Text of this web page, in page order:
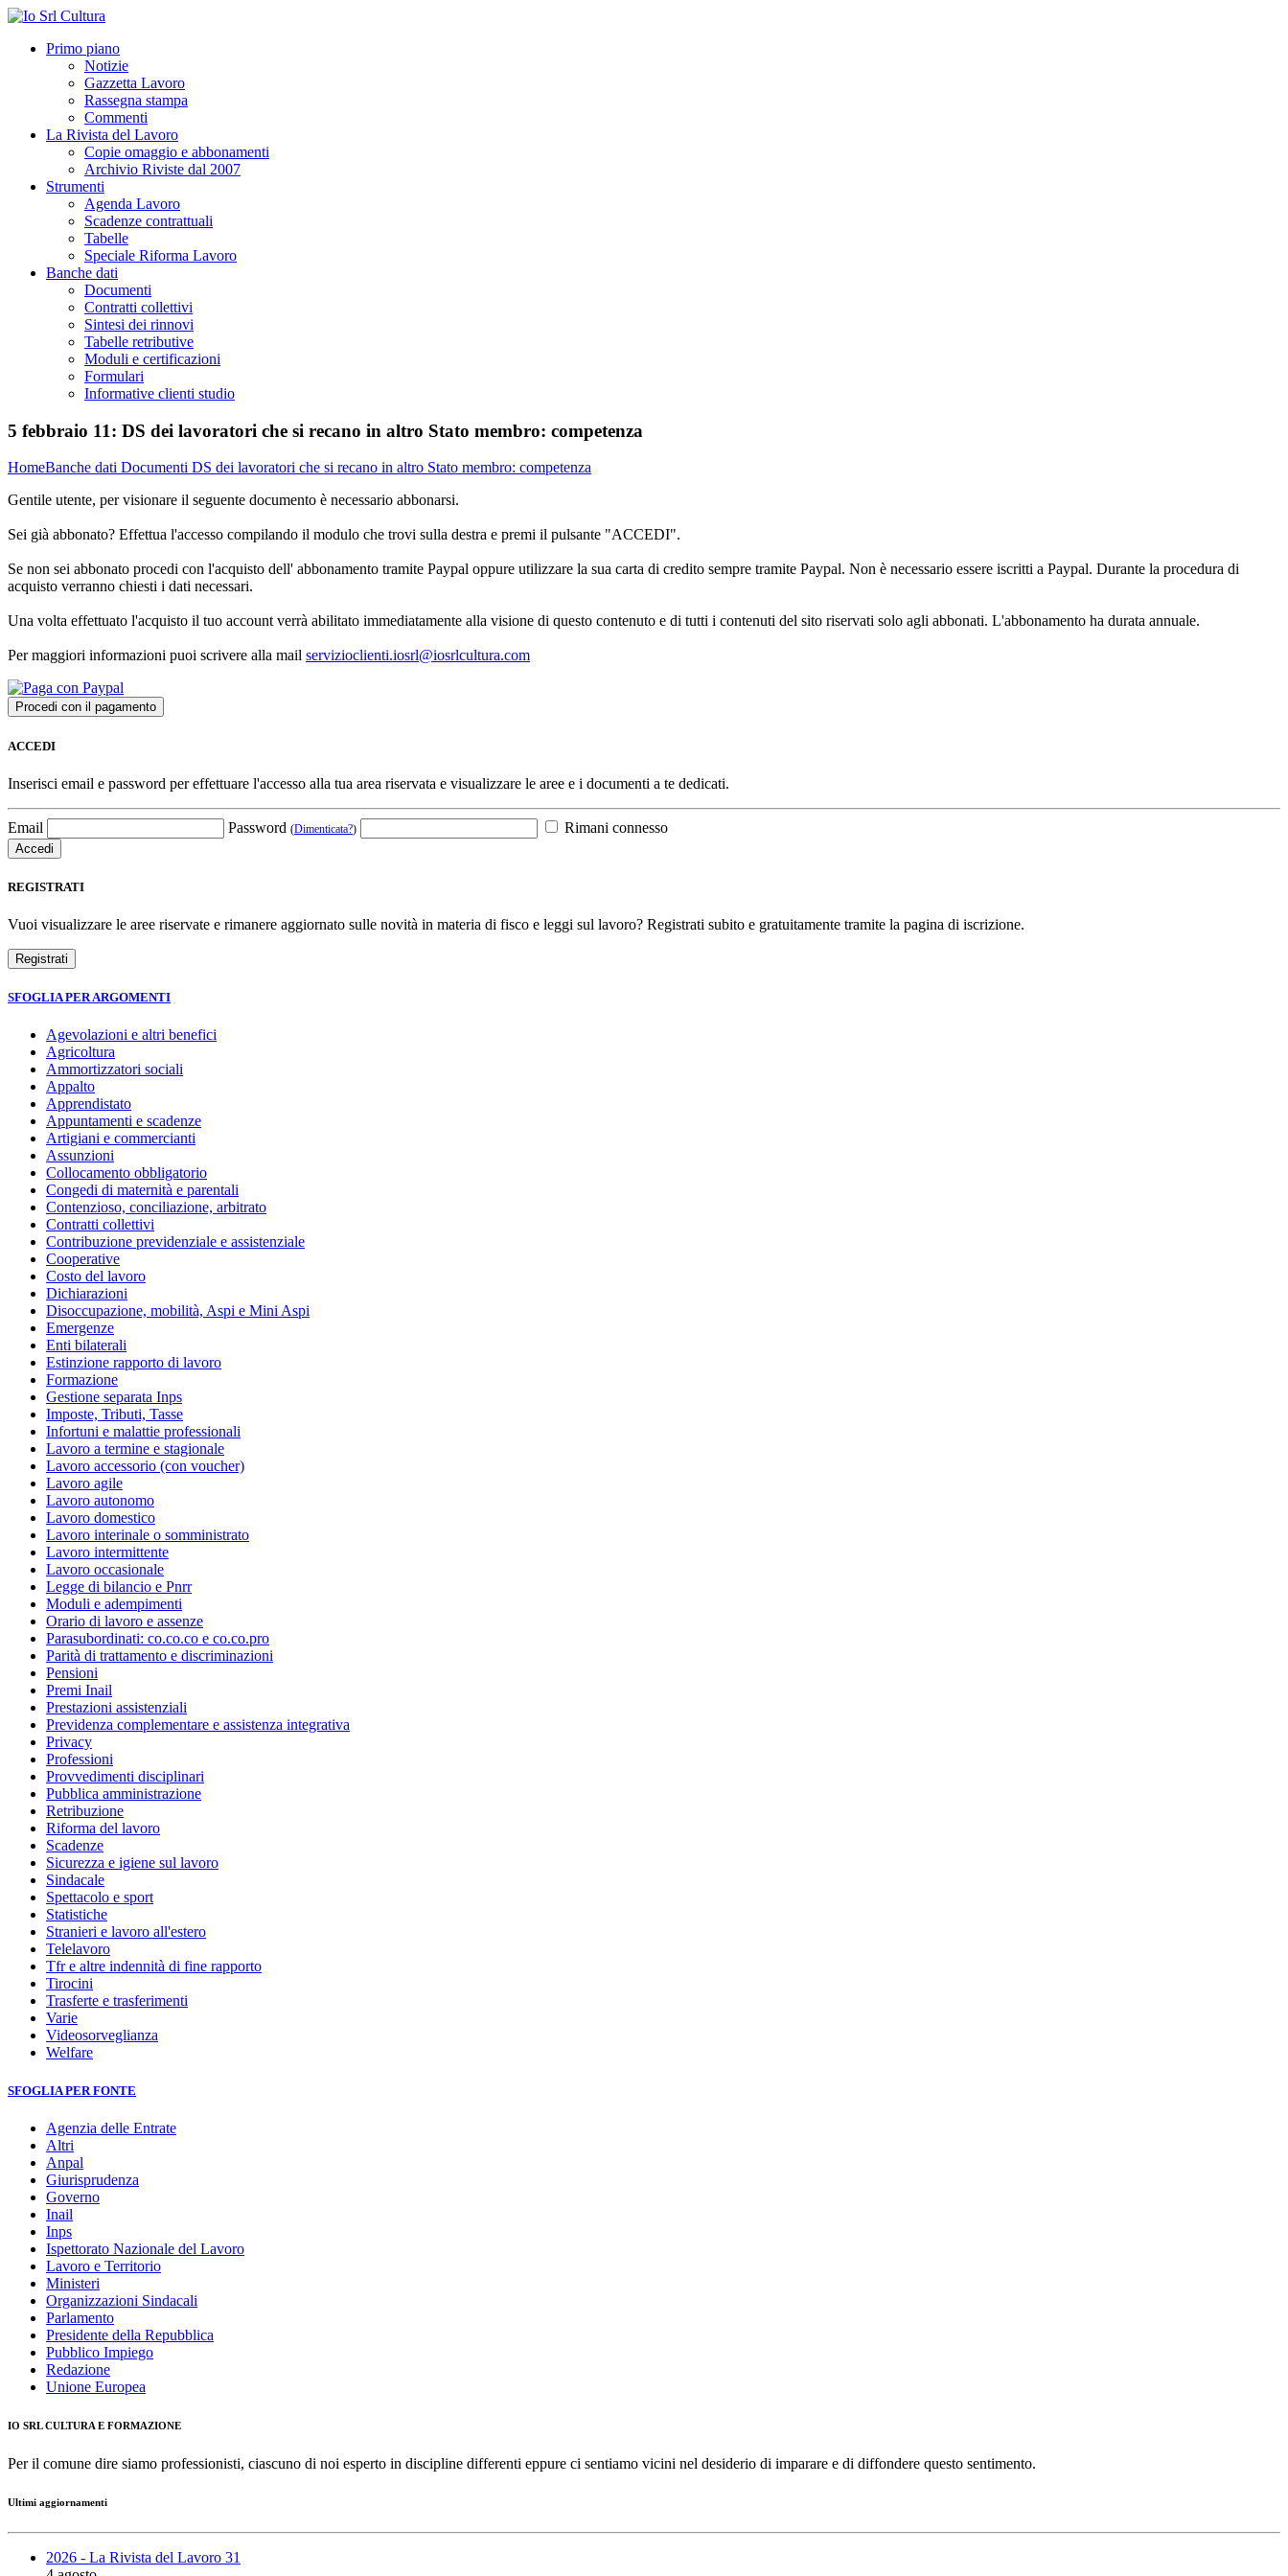
Primo piano
Notizie
Gazzetta Lavoro
Rassegna stampa
Commenti
La Rivista del Lavoro
Copie omaggio e abbonamenti
Archivio Riviste dal 2007
Strumenti
Agenda Lavoro
Scadenze contrattuali
Tabelle
Speciale Riforma Lavoro
Banche dati
Documenti
Contratti collettivi
Sintesi dei rinnovi
Tabelle retributive
Moduli e certificazioni
Formulari
Informative clienti studio
5 febbraio 11: DS dei lavoratori che si recano in altro Stato membro: competenza
HomeBanche dati Documenti DS dei lavoratori che si recano in altro Stato membro: competenza
Gentile utente, per visionare il seguente documento è necessario abbonarsi.
Sei già abbonato? Effettua l'accesso compilando il modulo che trovi sulla destra e premi il pulsante "ACCEDI".
Se non sei abbonato procedi con l'acquisto dell' abbonamento tramite Paypal oppure utilizzare la sua carta di credito sempre tramite Paypal. Non è necessario essere iscritti a Paypal. Durante la procedura di
acquisto verranno chiesti i dati necessari.
Una volta effettuato l'acquisto il tuo account verrà abilitato immediatamente alla visione di questo contenuto e di tutti i contenuti del sito riservati solo agli abbonati. L'abbonamento ha durata annuale.
Per maggiori informazioni puoi scrivere alla mail servizioclienti.iosrl@iosrlcultura.com
ACCEDI
Inserisci email e password per effettuare l'accesso alla tua area riservata e visualizzare le aree e i documenti a te dedicati.
Email Password (Dimenticata?) Rimani connesso
REGISTRATI
Vuoi visualizzare le aree riservate e rimanere aggiornato sulle novità in materia di fisco e leggi sul lavoro? Registrati subito e gratuitamente tramite la pagina di iscrizione.
SFOGLIA PER ARGOMENTI
Agevolazioni e altri benefici
Agricoltura
Ammortizzatori sociali
Appalto
Apprendistato
Appuntamenti e scadenze
Artigiani e commercianti
Assunzioni
Collocamento obbligatorio
Congedi di maternità e parentali
Contenzioso, conciliazione, arbitrato
Contratti collettivi
Contribuzione previdenziale e assistenziale
Cooperative
Costo del lavoro
Dichiarazioni
Disoccupazione, mobilità, Aspi e Mini Aspi
Emergenze
Enti bilaterali
Estinzione rapporto di lavoro
Formazione
Gestione separata Inps
Imposte, Tributi, Tasse
Infortuni e malattie professionali
Lavoro a termine e stagionale
Lavoro accessorio (con voucher)
Lavoro agile
Lavoro autonomo
Lavoro domestico
Lavoro interinale o somministrato
Lavoro intermittente
Lavoro occasionale
Legge di bilancio e Pnrr
Moduli e adempimenti
Orario di lavoro e assenze
Parasubordinati: co.co.co e co.co.pro
Parità di trattamento e discriminazioni
Pensioni
Premi Inail
Prestazioni assistenziali
Previdenza complementare e assistenza integrativa
Privacy
Professioni
Provvedimenti disciplinari
Pubblica amministrazione
Retribuzione
Riforma del lavoro
Scadenze
Sicurezza e igiene sul lavoro
Sindacale
Spettacolo e sport
Statistiche
Stranieri e lavoro all'estero
Telelavoro
Tfr e altre indennità di fine rapporto
Tirocini
Trasferte e trasferimenti
Varie
Videosorveglianza
Welfare
SFOGLIA PER FONTE
Agenzia delle Entrate
Altri
Anpal
Giurisprudenza
Governo
Inail
Inps
Ispettorato Nazionale del Lavoro
Lavoro e Territorio
Ministeri
Organizzazioni Sindacali
Parlamento
Presidente della Repubblica
Pubblico Impiego
Redazione
Unione Europea
IO SRL CULTURA E FORMAZIONE
Per il comune dire siamo professionisti, ciascuno di noi esperto in discipline differenti eppure ci sentiamo vicini nel desiderio di imparare e di diffondere questo sentimento.
Ultimi aggiornamenti
2026 - La Rivista del Lavoro 31